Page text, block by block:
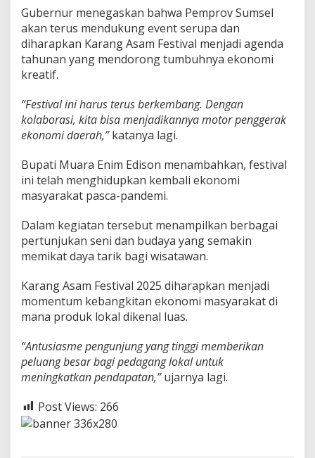
Gubernur menegaskan bahwa Pemprov Sumsel
akan terus mendukung event serupa dan
diharapkan Karang Asam Festival menjadi agenda
tahunan yang mendorong tumbuhnya ekonomi
kreatif.
“Festival ini harus terus berkembang. Dengan
kolaborasi, kita bisa menjadikannya motor penggerak
ekonomi daerah,”katanya lagi.
Bupati Muara Enim Edison menambahkan, festival
ini telah menghidupkan kembali ekonomi
masyarakat pasca-pandemi.
Dalam kegiatan tersebut menampilkan berbagai
pertunjukan seni dan budaya yang semakin
memikat daya tarik bagi wisatawan.
Karang Asam Festival 2025 diharapkan menjadi
momentum kebangkitan ekonomi masyarakat di
mana produk lokal dikenal luas.
“Antusiasme pengunjung yang tinggi memberikan
peluang besar bagi pedagang lokal untuk
meningkatkan pendapatan,”ujarnya lagi.
Post Views: 266